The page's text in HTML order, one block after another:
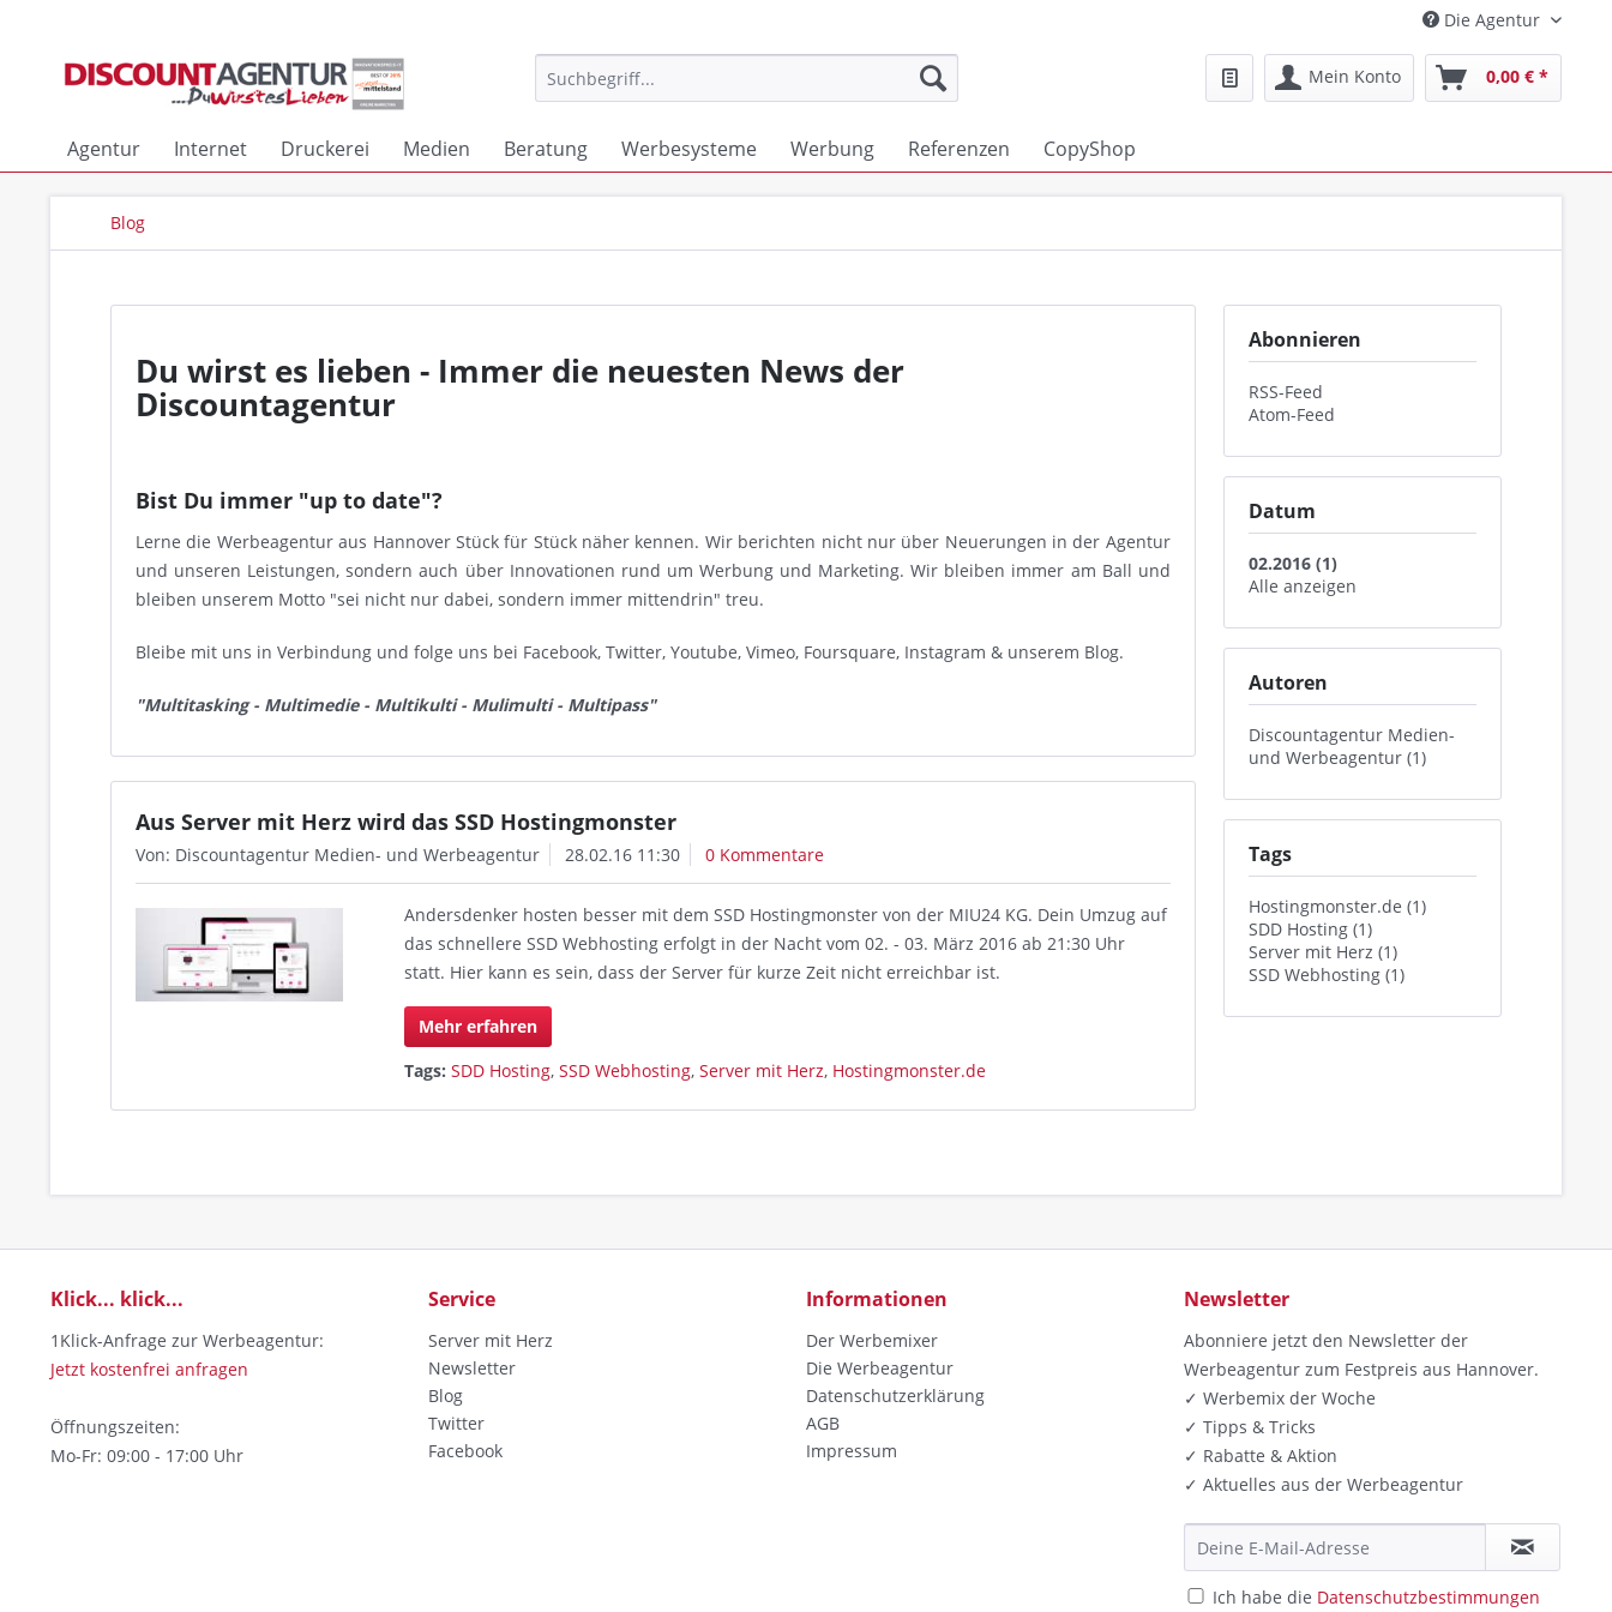
Die Agentur
Mein Konto 0,00 € *
Agentur Internet Druckerei Medien Beratung Werbesysteme Werbung Referenzen CopyShop
Blog
Abonnieren
RSS-Feed
Atom-Feed
Datum
02.2016 (1)
Alle anzeigen
Autoren
Discountagentur Medien-
und Werbeagentur (1)
Tags
Hostingmonster.de (1)
SDD Hosting (1)
Server mit Herz (1)
SSD Webhosting (1)
Du wirst es lieben - Immer die neuesten News der
Discountagentur
Bist Du immer "up to date"?
Lerne die Werbeagentur aus Hannover Stück für Stück näher kennen. Wir berichten nicht nur über Neuerungen in der Agentur
und unseren Leistungen, sondern auch über Innovationen rund um Werbung und Marketing. Wir bleiben immer am Ball und
bleiben unserem Motto "sei nicht nur dabei, sondern immer mittendrin" treu.
Bleibe mit uns in Verbindung und folge uns bei Facebook, Twitter, Youtube, Vimeo, Foursquare, Instagram & unserem Blog.
"Multitasking - Multimedie - Multikulti - Mulimulti - Multipass"
Aus Server mit Herz wird das SSD Hostingmonster
Von: Discountagentur Medien- und Werbeagentur 28.02.16 11:30 0 Kommentare
Andersdenker hosten besser mit dem SSD Hostingmonster von der MIU24 KG. Dein Umzug auf
das schnellere SSD Webhosting erfolgt in der Nacht vom 02. - 03. März 2016 ab 21:30 Uhr
statt. Hier kann es sein, dass der Server für kurze Zeit nicht erreichbar ist.
Mehr erfahren
Tags: SDD Hosting,SSD Webhosting,Server mit Herz, Hostingmonster.de
Klick... klick...
1Klick-Anfrage zur Werbeagentur:
Jetzt kostenfrei anfragen
Öffnungszeiten:
Mo-Fr: 09:00 - 17:00 Uhr
Service
Server mit Herz
Newsletter
Blog
Twitter
Facebook
Informationen
Der Werbemixer
Die Werbeagentur
Datenschutzerklärung
AGB
Impressum
Newsletter
Abonniere jetzt den Newsletter der
Werbeagentur zum Festpreis aus Hannover.
✓ Werbemix der Woche
✓ Tipps & Tricks
✓ Rabatte & Aktion
✓ Aktuelles aus der Werbeagentur
Ich habe die Datenschutzbestimmungen